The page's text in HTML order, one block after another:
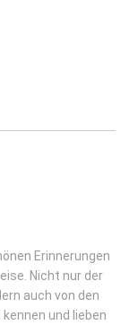
Erinnerungen
Nicht nur der
auch von den
und lieben